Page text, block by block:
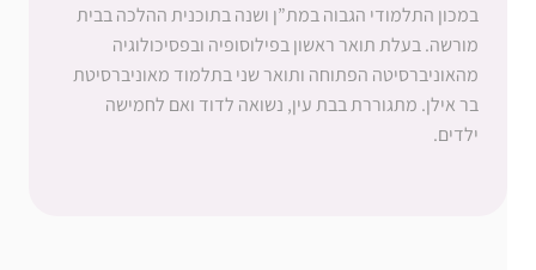
במכון התלמודי הגבוה במת”ן ושנה בתוכנית ההלכה בבית
מורשה. בעלת תואר ראשון בפילוסופיה ובפסיכולוגיה
מהאוניברסיטה הפתוחה ותואר שני בתלמוד מאוניברסיטת
בר אילן. מתגוררת בבת עין, נשואה לדוד ואם לחמישה
ילדים.